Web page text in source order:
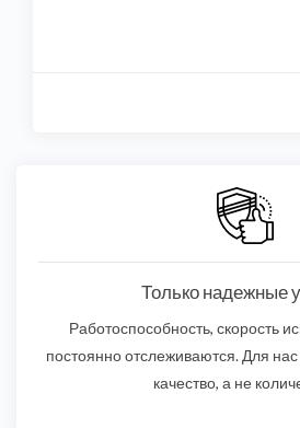
Только надежные
Работоспособность, скорость
постоянно отслеживаются. Для
качество, а не